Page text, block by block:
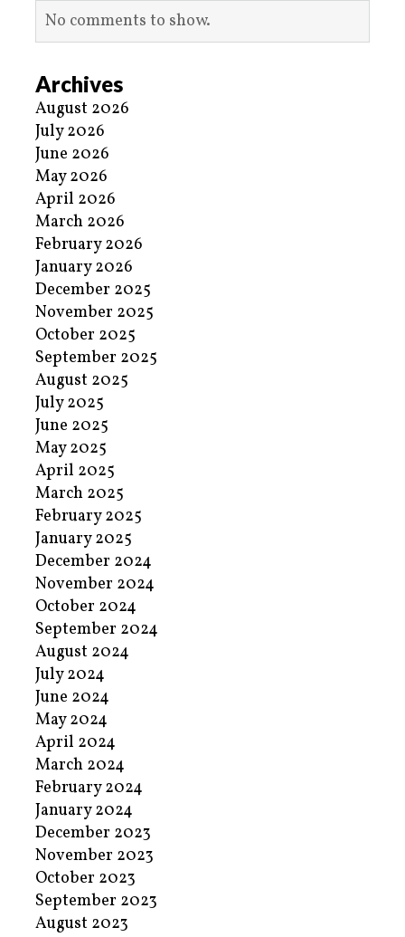
No comments to show.
Archives
August 2026
July 2026
June 2026
May 2026
April 2026
March 2026
February 2026
January 2026
December 2025
November 2025
October 2025
September 2025
August 2025
July 2025
June 2025
May 2025
April 2025
March 2025
February 2025
January 2025
December 2024
November 2024
October 2024
September 2024
August 2024
July 2024
June 2024
May 2024
April 2024
March 2024
February 2024
January 2024
December 2023
November 2023
October 2023
September 2023
August 2023